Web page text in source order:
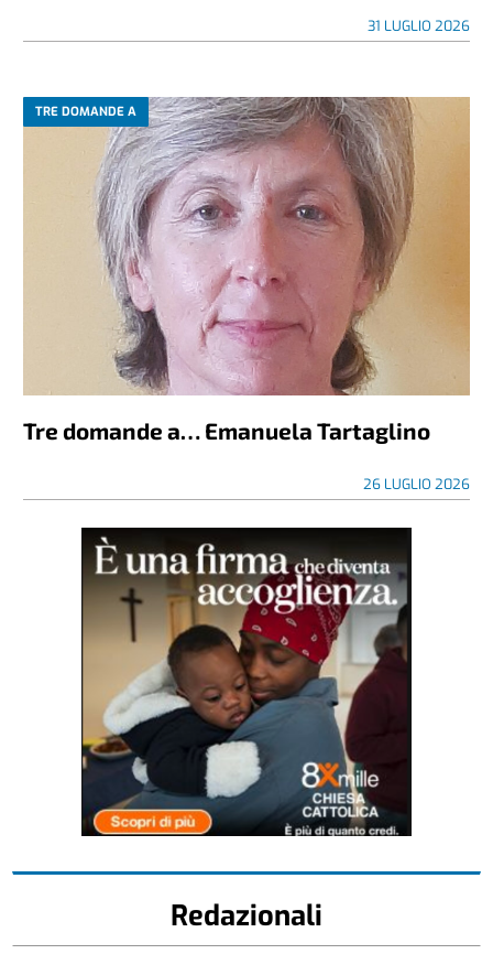
31 LUGLIO 2026
TRE DOMANDE A
Tre domande a… Emanuela Tartaglino
26 LUGLIO 2026
Redazionali